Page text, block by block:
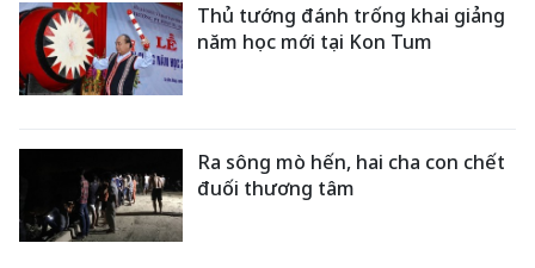
Thủ tướng đánh trống khai giảng
năm học mới tại Kon Tum
Ra sông mò hến, hai cha con chết
đuối thương tâm